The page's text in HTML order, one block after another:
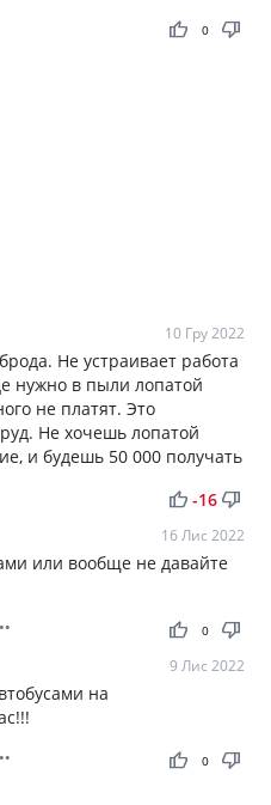
thumb_up thumb_down
0
10 Гру 2022
Не устраивает работа
нужно в пыли лопатой
не платят. Это
Не хочешь лопатой
и будешь 50 000 получать
thumb_up thumb_down
-16
16 Лис 2022
или вообще не давайте
thumb_up thumb_down
0
9 Лис 2022
на
thumb_up thumb_down
0